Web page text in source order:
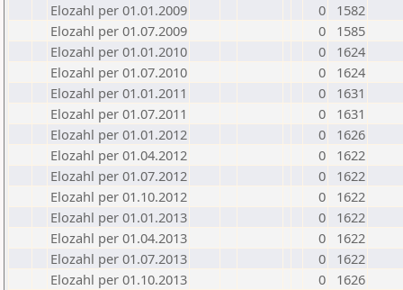
Elozahl per 01.01.2009
0
1582
Elozahl per 01.07.2009
0
1585
Elozahl per 01.01.2010
0
1624
Elozahl per 01.07.2010
0
1624
Elozahl per 01.01.2011
0
1631
Elozahl per 01.07.2011
0
1631
Elozahl per 01.01.2012
0
1626
Elozahl per 01.04.2012
0
1622
Elozahl per 01.07.2012
0
1622
Elozahl per 01.10.2012
0
1622
Elozahl per 01.01.2013
0
1622
Elozahl per 01.04.2013
0
1622
Elozahl per 01.07.2013
0
1622
Elozahl per 01.10.2013
0
1626